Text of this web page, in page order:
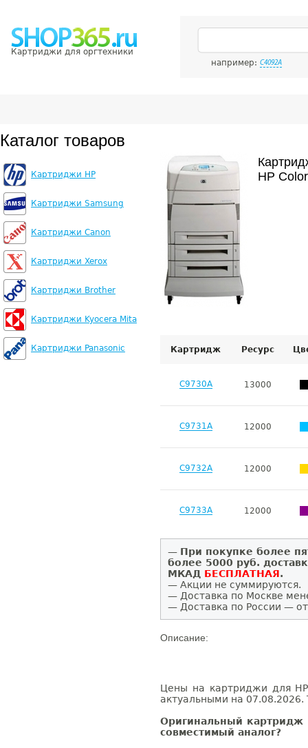
Картриджи для оргтехники
например: C4092A
Каталог товаров
Картриджи HP
Картриджи Samsung
Картриджи Canon
Картриджи Xerox
Картриджи Brother
Картриджи Kyocera Mita
Картриджи Panasonic
HP
Картридж Ресурс
C9730A 13000
C9731A 12000
C9732A 12000
C9733A 12000
— При покупке более
более 5000 руб.
МКАД БЕСПЛАТНАЯ.
— Акции не суммируются.
— Доставка по Москве
— Доставка по России —
Описание:
Цены на картриджи для
актуальными на 07.08.2026.
Оригинальный картридж
совместимый аналог?